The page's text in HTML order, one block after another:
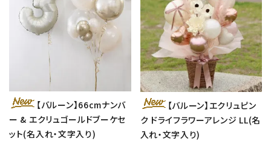
【バルーン】66cmナンバ
ー & エクリュゴールドブーケセ
ット(名入れ・文字入り)
【バルーン】エクリュピン
ク ドライフラワーアレンジ LL(名
入れ・文字入り)